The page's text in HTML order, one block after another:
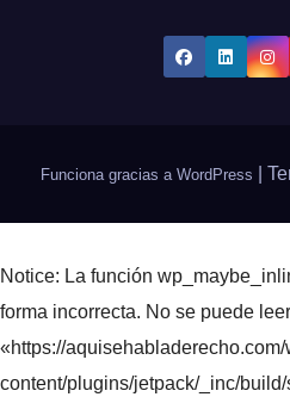
Funciona gracias a WordPress
Notice: La función
forma incorrecta. No se puede
«https://aquisehabladerecho.com/
content/plugins/jetpack/_inc/